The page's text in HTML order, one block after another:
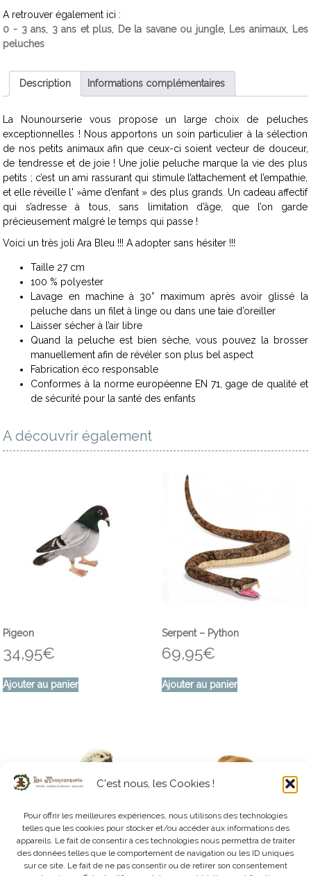
C'est nous, les Cookies !
Pour offrir les meilleures expériences, nous utilisons des technologies
telles que les cookies pour stocker et/ou accéder aux informations des
appareils. Le fait de consentir à ces technologies nous permettra de traiter
des données telles que le comportement de navigation ou les ID uniques
sur ce site. Le fait de ne pas consentir ou de retirer son consentement
A retrouver également ici :
0 - 3 ans
3 ans et plus De la savane ou jungle, Les animaux,
Les
peluches
Description Informations complémentaires
La Nounourserie vous propose un large choix de peluches
exceptionnelles ! Nous apportons un soin particulier à la sélection
de nos petits animaux afin que ceux-ci soient vecteur de douceur,
de tendresse et de joie ! Une jolie peluche marque la vie des plus
petits ; c’est un ami rassurant qui stimule l’attachement et l’empathie,
et elle réveille l' »âme d’enfant » des plus grands. Un cadeau affectif
qui s’adresse à tous, sans limitation d’âge, que l’on garde
précieusement malgré le temps qui passe !
Voici un très joli Ara Bleu !!! A adopter sans hésiter !!!
Taille 27 cm
100 % polyester
Lavage en machine à 30° maximum après avoir glissé la
peluche dans un filet à linge ou dans une taie d’oreiller
Laisser sécher à l’air libre
Quand la peluche est bien sèche, vous pouvez la brosser
manuellement afin de révéler son plus bel aspect
Fabrication éco responsable
Conformes à la norme européenne EN 71, gage de qualité et
de sécurité pour la santé des enfants
A découvrir également
Pigeon
34,95€
Ajouter au panier
Serpent – Python
69,95€
Ajouter au panier